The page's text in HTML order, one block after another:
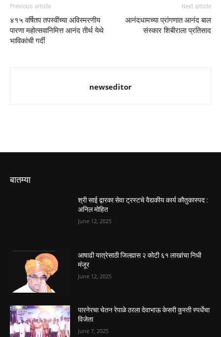
Previous article
४१५ वर्षितप तपस्वींच्या अविस्मरणीय
पारणा महोत्सवानिमित्त आनंद तीर्थ येथे
भाविकांची गर्दी
Next article
आनंदधामच्या प्रांगणात आनंद बाल
संस्कार शिबीराला प्रतिसाद
newseditor
बातम्या
श्री साई द्वारका सेवा ट्रस्टचे वैद्यकीय कार्य कौतुकास्पद :
अनिल मोहित
June 12, 2025
आषाढी यात्रेसाठी जिल्ह्यास २ कोटी ६१ लाखांचा निधी
मंजूर
June 12, 2025
पारनेरचा चेतन रेपाळे ठरला देवाभाऊ केसरी कुस्ती स्पर्धेचा
विजेता
June 7, 2025